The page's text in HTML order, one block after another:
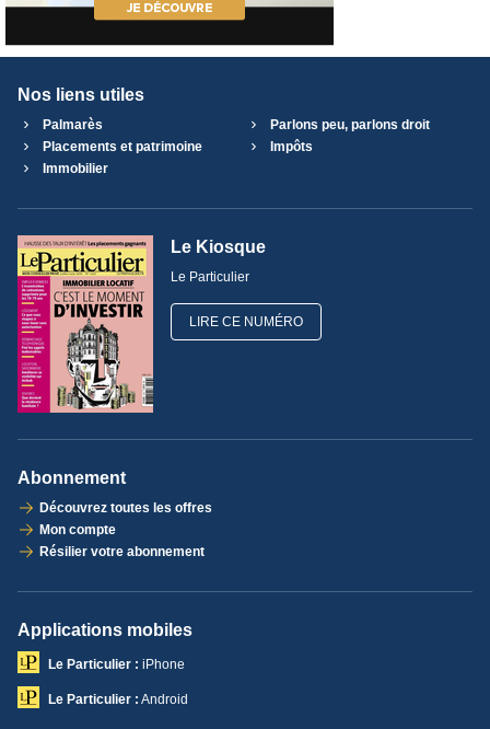
Nos liens utiles
Palmarès
Parlons peu, parlons droit
Placements et patrimoine
Impôts
Immobilier
Le Kiosque
Le Particulier
LIRE CE NUMÉRO
Abonnement
Découvrez toutes les offres
Mon compte
Résilier votre abonnement
Applications mobiles
Le Particulier : iPhone
Le Particulier : Android